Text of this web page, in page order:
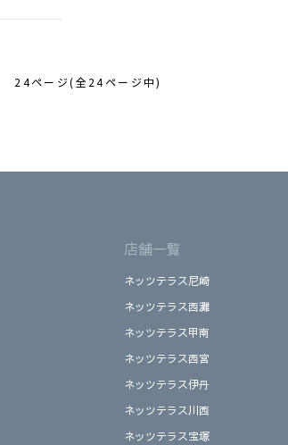
24ページ(全24ページ中)
店舗一覧
ネッツテラス尼崎
ネッツテラス西灘
ネッツテラス甲南
ネッツテラス西宮
ネッツテラス伊丹
ネッツテラス川西
ネッツテラス宝塚